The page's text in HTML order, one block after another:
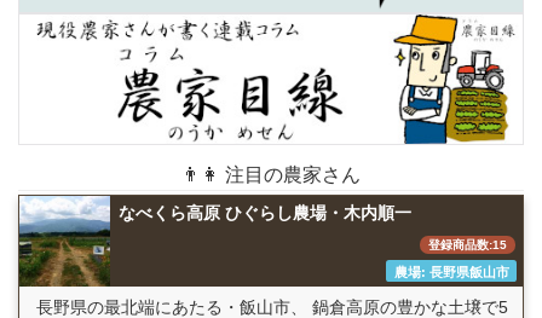
👨👩 注目の農家さん
なべくら高原 ひぐらし農場・木内順一
登録商品数:15
農場: 長野県飯山市
長野県の最北端にあたる・飯山市、 鍋倉高原の豊かな土壌で5